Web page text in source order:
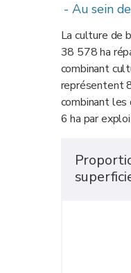
- Au sein
La culture de
38 578 ha
combinant
représentent
combinant
6 ha par